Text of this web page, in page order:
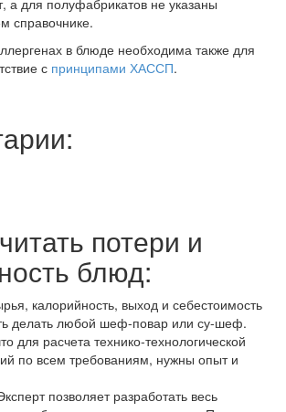
а для полуфабрикатов не указаны
справочнике.
в блюде необходима также для
с принципами ХАССП.
потери и
блюд:
калорийность, выход и себестоимость
делать любой шеф-повар или су-шеф.
для расчета технико-технологической
по всем требованиям, нужны опыт и
позволяет разработать весь